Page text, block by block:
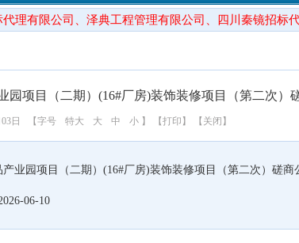
有限公司、泽典工程管理有限公司、四川秦镜招标
项目（二期）(16#厂房)装饰装修项目（第二次）
日 【字号 特大 大 中 小】 【打印】 【关闭】
业园项目（二期）(16#厂房)装饰装修项目（第二次）磋商
06-10